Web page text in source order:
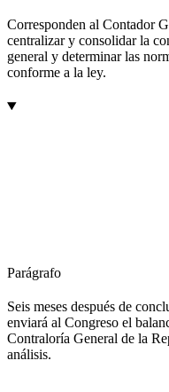
Corresponden al Contador
centralizar y consolidar la
general y determinar las
conforme a la ley.
Parágrafo
Seis meses después de
enviará al Congreso el
Contraloría General de la
análisis.